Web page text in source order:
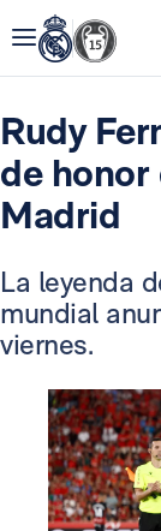
Rudy
de
Madrid
La leyenda
mundial
viernes.